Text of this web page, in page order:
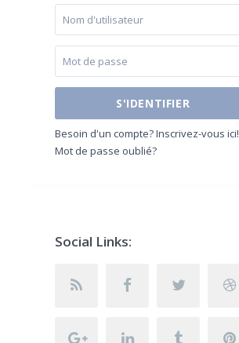
S'IDENTIFIER
Besoin d'un compte? Inscrivez-vous ici!
Mot de passe oublié?
Social Links: